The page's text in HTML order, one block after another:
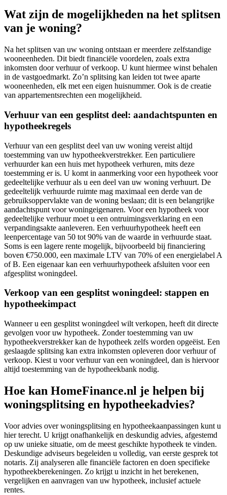
Wat zijn de mogelijkheden na het splitsen
van je woning?
Na het splitsen van uw woning ontstaan er meerdere zelfstandige
wooneenheden. Dit biedt financiële voordelen, zoals extra
inkomsten door verhuur of verkoop. U kunt hiermee winst behalen
in de vastgoedmarkt. Zo’n splitsing kan leiden tot twee aparte
wooneenheden, elk met een eigen huisnummer. Ook is de creatie
van appartementsrechten een mogelijkheid.
Verhuur van een gesplitst deel: aandachtspunten en
hypotheekregels
Verhuur van een gesplitst deel van uw woning vereist altijd
toestemming van uw hypotheekverstrekker. Een particuliere
verhuurder kan een huis met hypotheek verhuren, mits deze
toestemming er is. U komt in aanmerking voor een hypotheek voor
gedeeltelijke verhuur als u een deel van uw woning verhuurt. De
gedeeltelijk verhuurde ruimte mag maximaal een derde van de
gebruiksoppervlakte van de woning beslaan; dit is een belangrijke
aandachtspunt voor woningeigenaren. Voor een hypotheek voor
gedeeltelijke verhuur moet u een ontruimingsverklaring en een
verpandingsakte aanleveren. Een verhuurhypotheek heeft een
leenpercentage van 50 tot 90% van de waarde in verhuurde staat.
Soms is een lagere rente mogelijk, bijvoorbeeld bij financiering
boven €750.000, een maximale LTV van 70% of een energielabel A
of B. Een eigenaar kan een verhuurhypotheek afsluiten voor een
afgesplitst woningdeel.
Verkoop van een gesplitst woningdeel: stappen en
hypotheekimpact
Wanneer u een gesplitst woningdeel wilt verkopen, heeft dit directe
gevolgen voor uw hypotheek. Zonder toestemming van uw
hypotheekverstrekker kan de hypotheek zelfs worden opgeëist. Een
geslaagde splitsing kan extra inkomsten opleveren door verhuur of
verkoop. Kiest u voor verhuur van een woningdeel, dan is hiervoor
altijd toestemming van de hypotheekbank nodig.
Hoe kan HomeFinance.nl je helpen bij
woningsplitsing en hypotheekadvies?
Voor advies over woningsplitsing en hypotheekaanpassingen kunt u
hier terecht. U krijgt onafhankelijk en deskundig advies, afgestemd
op uw unieke situatie, om de meest geschikte hypotheek te vinden.
Deskundige adviseurs begeleiden u volledig, van eerste gesprek tot
notaris. Zij analyseren alle financiële factoren en doen specifieke
hypotheekberekeningen. Zo krijgt u inzicht in het berekenen,
vergelijken en aanvragen van uw hypotheek, inclusief actuele
rentes.